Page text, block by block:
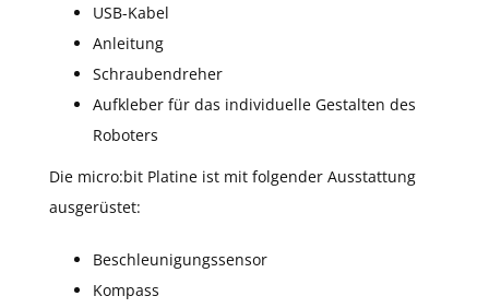
USB-Kabel
Anleitung
Schraubendreher
Aufkleber für das individuelle Gestalten des
Roboters
Die micro:bit Platine ist mit folgender Ausstattung
ausgerüstet:
Beschleunigungssensor
Kompass